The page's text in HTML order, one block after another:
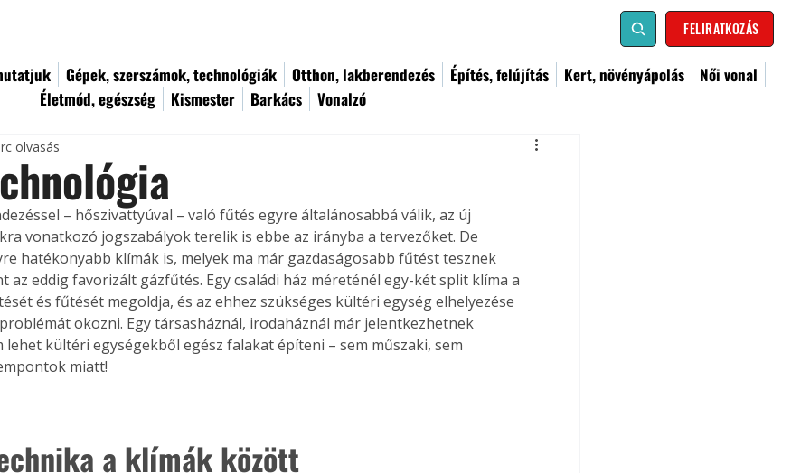
FELIRATKOZÁS
Gépek, szerszámok, technológiák Otthon, lakberendezés Építés, felújítás Kert, növényápolás
Női vonal
Életmód, egészség
Kismester Barkács Vonalzó
olvasás
– hőszivattyúval – való fűtés egyre általánosabbá válik, az új
vonatkozó jogszabályok terelik is ebbe az irányba a tervezőket. De
hatékonyabb klímák is, melyek ma már gazdaságosabb fűtést tesznek
az eddig favorizált gázfűtés. Egy családi ház méreténél egy-két split klíma a
és fűtését megoldja, és az ehhez szükséges kültéri egység elhelyezése
okozni. Egy társasháznál, irodaháznál már jelentkezhetnek
lehet kültéri egységekből egész falakat építeni – sem műszaki, sem
miatt!
a klímák között